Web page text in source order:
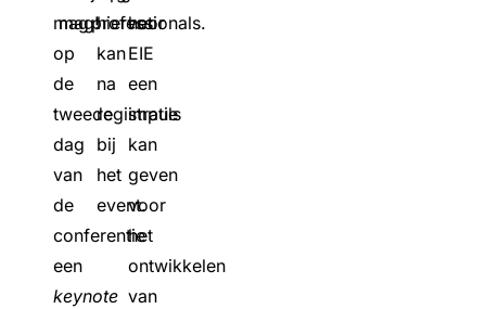
mag
op
de
tweede
dag
van
de
conferentie
een
keynote
mag!professionals.
hiervoor
kan
na
registratie
bij
het
event.
het
EIE
een
impuls
kan
geven
voor
het
ontwikkelen
van